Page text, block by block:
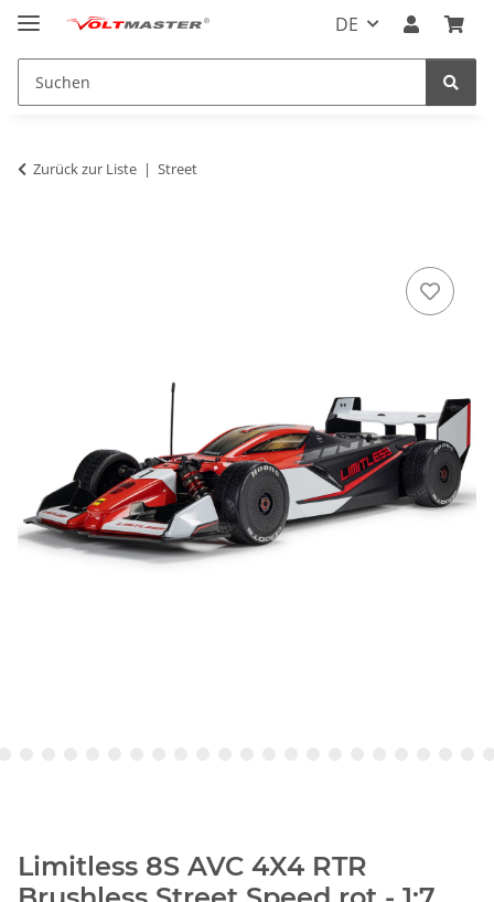
DE
Zurück zur Liste Street
Limitless 8S AVC 4X4 RTR